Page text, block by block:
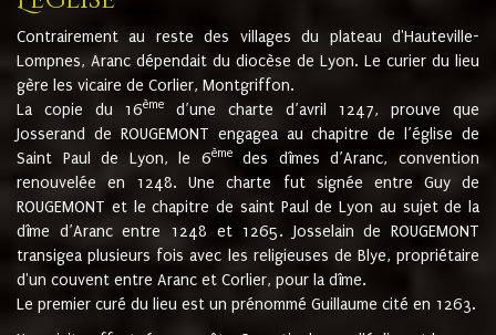
Contrairement au reste des villages du plateau d'Hauteville-
Lompnes, Aranc dépendait du diocèse de Lyon. Le curier du lieu
gère les vicaire de Corlier, Montgriffon.
La copie du 16ème
d’une charte d’avril 1247, prouve que
Josserand de ROUGEMONT engagea au chapitre de l’église de
Saint Paul de Lyon, le 6èmedes dîmes d’Aranc, convention
renouvelée en 1248. Une charte fut signée entre Guy de
ROUGEMONT et le chapitre de saint Paul de Lyon au sujet de la
dîme d’Aranc entre 1248 et 1265. Josselain de ROUGEMONT
transigea plusieurs fois avec les religieuses de Blye, propriétaire
d'un couvent entre Aranc et Corlier, pour la dîme.
Le premier curé du lieu est un prénommé Guillaume cité en 1263.